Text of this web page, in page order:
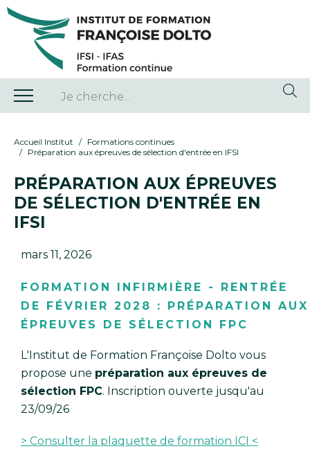
Accueil Institut
Formations continues
Préparation aux épreuves de sélection d'entrée en IFSI
PRÉPARATION AUX ÉPREUVES
DE SÉLECTION D'ENTRÉE EN
IFSI
mars 11, 2026
FORMATION INFIRMIÈRE - RENTRÉE
DE FÉVRIER 2028 : PRÉPARATION AUX
ÉPREUVES DE SÉLECTION FPC
L'Institut de Formation Françoise Dolto vous
propose une préparation aux épreuves de
sélection FPC. Inscription ouverte jusqu'au
23/09/26
> Consulter la plaquette de formation ICI <